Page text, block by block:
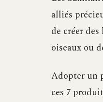
alliés
de créer
oiseaux ou
Adopter un
ces 7